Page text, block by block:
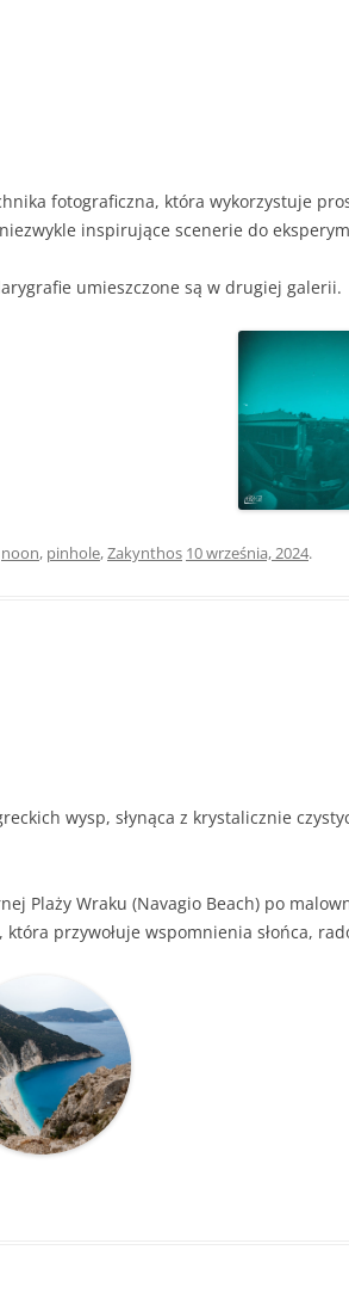
fotograficzna, która wykorzystuje
inspirujące scenerie do
umieszczone są w drugiej galerii.
noon, pinhole,Zakynthos 10 września, 2024.
wysp, słynąca z krystalicznie
Plaży Wraku (Navagio Beach) po
przywołuje wspomnienia słońca,